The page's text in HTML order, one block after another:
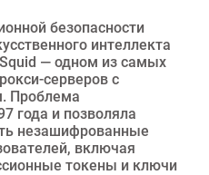
безопасности
интеллекта
— одном из самых
серверов с
Проблема
года и позволяла
незашифрованные
включая
токены и ключи